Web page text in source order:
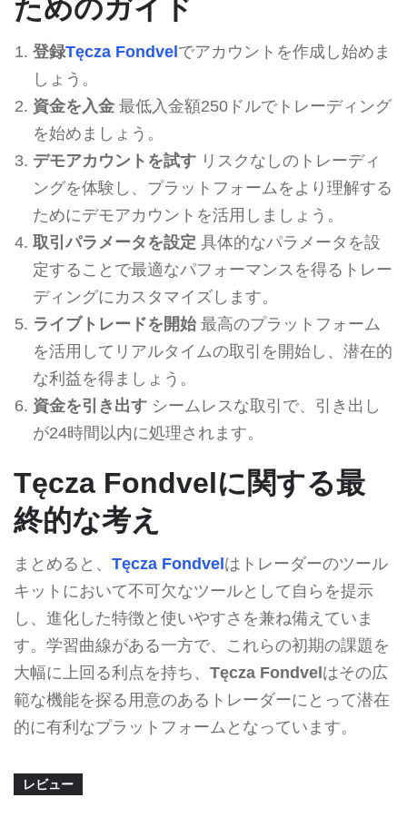
ためのガイド
登録Tęcza Fondvelでアカウントを作成し始めま
しょう。
資金を入金最低入金額250ドルでトレーディング
を始めましょう。
デモアカウントを試すリスクなしのトレーディ
ングを体験し、プラットフォームをより理解する
ためにデモアカウントを活用しましょう。
取引パラメータを設定 具体的なパラメータを設
定することで最適なパフォーマンスを得るトレー
ディングにカスタマイズします。
ライブトレードを開始最高のプラットフォーム
を活用してリアルタイムの取引を開始し、潜在的
な利益を得ましょう。
資金を引き出すシームレスな取引で、引き出し
が24時間以内に処理されます。
Tęcza Fondvelに関する最
終的な考え
まとめると、 Tęcza Fondvelはトレーダーのツール
キットにおいて不可欠なツールとして自らを提示
し、進化した特徴と使いやすさを兼ね備えていま
す。学習曲線がある一方で、これらの初期の課題を
大幅に上回る利点を持ち、 Tęcza Fondvelはその広
範な機能を探る用意のあるトレーダーにとって潜在
的に有利なプラットフォームとなっています。
レビュー